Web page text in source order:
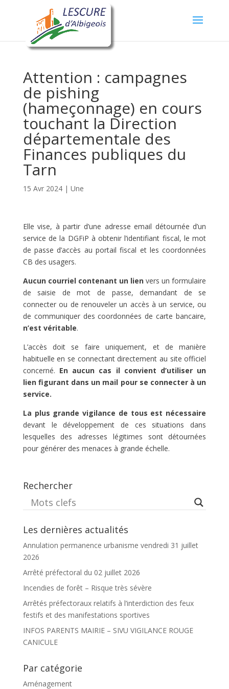
Attention : campagnes
de pishing
(hameçonnage) en cours
touchant la Direction
départementale des
Finances publiques du
Tarn
15 Avr 2024| Une
Elle vise, à partir d’une adresse email détournée d’un
service de la DGFiP à obtenir l’identifiant fiscal, le mot
de passe d’accès au portail fiscal et les coordonnées
CB des usagers.
Aucun courriel contenant un lien vers un formulaire
de saisie de mot de passe, demandant de se
connecter ou de renouveler un accès à un service, ou
de communiquer des coordonnées de carte bancaire,
n’est véritable.
L’accès doit se faire uniquement, et de manière
habituelle en se connectant directement au site officiel
concerné. En aucun cas il convient d’utiliser un
lien figurant dans un mail pour se connecter à un
service.
La plus grande vigilance de tous est nécessaire
devant le développement de ces situations dans
lesquelles des adresses légitimes sont détournées
pour générer des menaces à grande échelle.
Rechercher
Les dernières actualités
Annulation permanence urbanisme vendredi 31 juillet
2026
Arrêté préfectoral du 02 juillet 2026
Incendies de forêt – Risque très sévère
Arrêtés préfectoraux relatifs à l’interdiction des feux
festifs et des manifestations sportives
INFOS PARENTS MAIRIE – SIVU VIGILANCE ROUGE
CANICULE
Par catégorie
Aménagement